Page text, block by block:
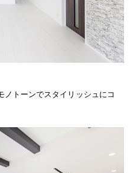
ノトーンでスタイリッシュにコ